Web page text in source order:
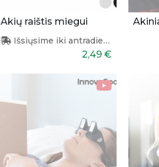
Akių raištis miegui
Išsiųsime iki antradienio
2,49 €